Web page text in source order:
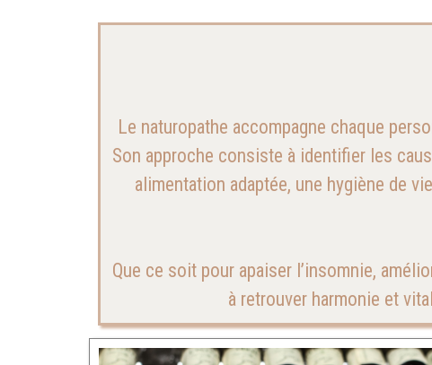
Le naturopathe accompagne chaque
Son approche consiste à identifier les
alimentation adaptée, une hygiène de
Que ce soit pour apaiser l’insomnie,
à retrouver harmonie et